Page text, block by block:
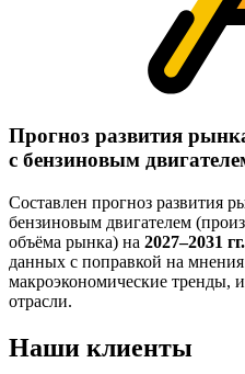
Прогноз развития
с бензиновым
Составлен прогноз развития
бензиновым двигателем
объёма рынка) на 2027–2031 гг.
данных с поправкой на мнения
макроэкономические тренды,
отрасли.
Наши клиенты